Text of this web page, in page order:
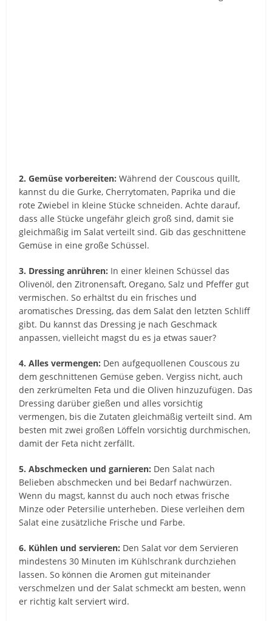
2. Gemüse vorbereiten: Während der Couscous quillt,
kannst du die Gurke, Cherrytomaten, Paprika und die
rote Zwiebel in kleine Stücke schneiden. Achte darauf,
dass alle Stücke ungefähr gleich groß sind, damit sie
gleichmäßig im Salat verteilt sind. Gib das geschnittene
Gemüse in eine große Schüssel.
3. Dressing anrühren: In einer kleinen Schüssel das
Olivenöl, den Zitronensaft, Oregano, Salz und Pfeffer gut
vermischen. So erhältst du ein frisches und
aromatisches Dressing, das dem Salat den letzten Schliff
gibt. Du kannst das Dressing je nach Geschmack
anpassen, vielleicht magst du es ja etwas sauer?
4. Alles vermengen: Den aufgequollenen Couscous zu
dem geschnittenen Gemüse geben. Vergiss nicht, auch
den zerkrümelten Feta und die Oliven hinzuzufügen. Das
Dressing darüber gießen und alles vorsichtig
vermengen, bis die Zutaten gleichmäßig verteilt sind. Am
besten mit zwei großen Löffeln vorsichtig durchmischen,
damit der Feta nicht zerfällt.
5. Abschmecken und garnieren: Den Salat nach
Belieben abschmecken und bei Bedarf nachwürzen.
Wenn du magst, kannst du auch noch etwas frische
Minze oder Petersilie unterheben. Diese verleihen dem
Salat eine zusätzliche Frische und Farbe.
6. Kühlen und servieren: Den Salat vor dem Servieren
mindestens 30 Minuten im Kühlschrank durchziehen
lassen. So können die Aromen gut miteinander
verschmelzen und der Salat schmeckt am besten, wenn
er richtig kalt serviert wird.